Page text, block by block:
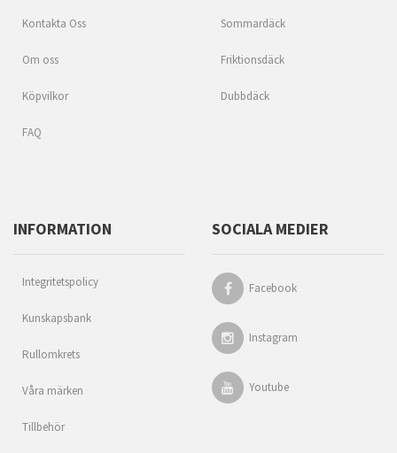
Kontakta Oss
Om oss
Köpvilkor
FAQ
Sommardäck
Friktionsdäck
Dubbdäck
INFORMATION
Integritetspolicy
Kunskapsbank
Rullomkrets
Våra märken
Tillbehör
SOCIALA MEDIER
Facebook
Instagram
Youtube